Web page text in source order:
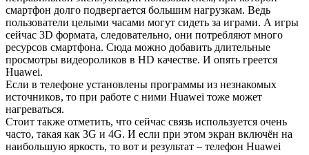
смартфон долго подвергается большим нагрузкам. Ведь
пользователи целыми часами могут сидеть за играми. А игры
сейчас 3D формата, следовательно, они потребляют много
ресурсов смартфона. Сюда можно добавить длительные
просмотры видеороликов в HD качестве. И опять греется
Huawei.
Если в телефоне установлены программы из незнакомых
источников, то при работе с ними Huawei тоже может
нагреваться.
Стоит также отметить, что сейчас связь используется очень
часто, такая как 3G и 4G. И если при этом экран включён на
наибольшую яркость, то вот и результат – телефон Huawei